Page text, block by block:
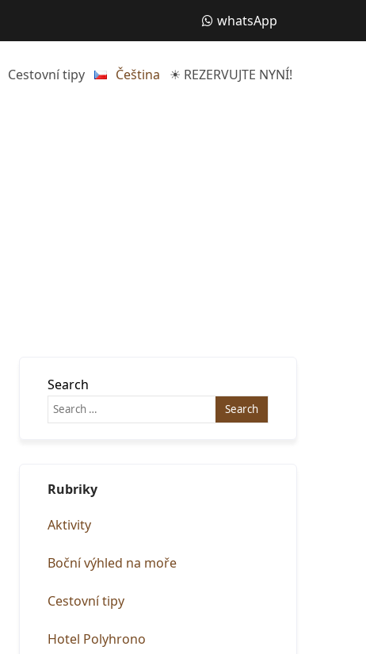
whatsApp
Cestovní tipy Čeština ☀ REZERVUJTE NYNÍ!
Search
Rubriky
Aktivity
Boční výhled na moře
Cestovní tipy
Hotel Polyhrono